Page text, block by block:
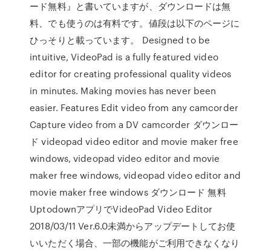
ード無料』と書いていますが、ダウンロードは無
料、でも使うのは有料です。値段は以下のページに
ひっそりと載っています。 Designed to be
intuitive, VideoPad is a fully featured video
editor for creating professional quality videos
in minutes. Making movies has never been
easier. Features Edit video from any camcorder
Capture video from a DV camcorder ダウンロー
ド videopad video editor and movie maker free
windows, videopad video editor and movie
maker free windows, videopad video editor and
movie maker free windows ダウンロード 無料
UptodownアプリでVideoPad Video Editor
2018/03/11 Ver.6.0未満からアップデートしてお使
いいただく場合、一部の機能がご利用できなくなり